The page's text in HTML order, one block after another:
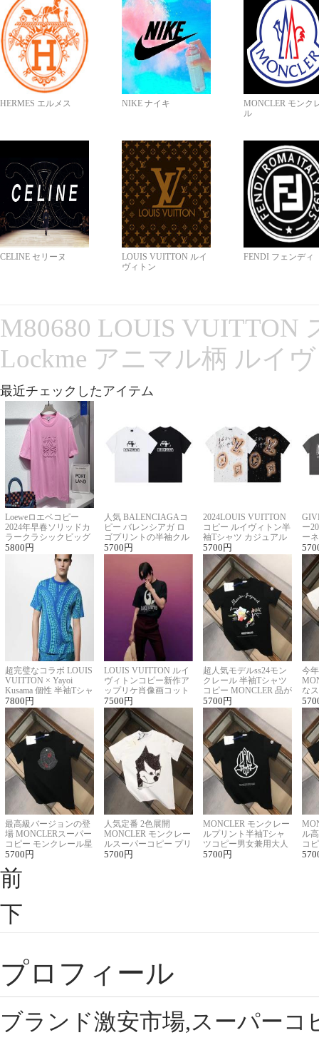
HERMES エルメス NIKE ナイキ
MONCLER モンク
ル
CELINE セリーヌ
LOUIS VUITTON ルイ
ヴィトン
FENDI フェンディ
M80680 LOUIS VUITTON
Lockme アニマル柄 ルイ
最近チェックしたアイテム
Loeweロエベコピー
2024年早春ソリッドカ
ラークラシックビッグ
ロゴ刺繍Tシャツ
5800 円
人気 BALENCIAGAコ
ピー バレンシアガ ロ
ゴプリントの半袖クル
ーネックTシャツ
5700 円
2024LOUIS VUITTON
コピー ルイヴィトン半
袖Tシャツ カジュアル
に馴染む 2色展開
5700 円
ー
ー
ー
超完璧なコラボ LOUIS
VUITTON × Yayoi
Kusama 個性 半袖Tシャ
ツコピー男女兼用
7800 円
LOUIS VUITTON ルイ
ヴィトンコピー新作ア
ップリケ肖像画コット
ンニット半袖Tシャツ
7500 円
超人気モデルss24モン
クレール 半袖Tシャツ
コピー MONCLER 品が
良く見た目
5700 円
今
な
ル
最高級バージョンの登
場 MONCLERスーパー
コピー モンクレール星
座半袖Tシャツ
5700 円
人気定番 2色展開
MONCLER モンクレー
ルスーパーコピー プリ
ント半袖Tシャツ
5700 円
MONCLER モンクレー
ルプリント半袖Tシャ
ツコピー男女兼用大人
可愛い春夏コーデ
5700 円
ル
コ
ィ
前
下
プロフィール
ブランド激安市場,スーパー